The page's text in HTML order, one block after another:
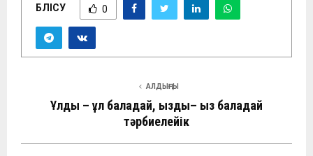
БӨЛІСУ 0
АЛДЫҢҒЫ
Ұлды – ұл баладай, қызды– қыз баладай
тәрбиелейік